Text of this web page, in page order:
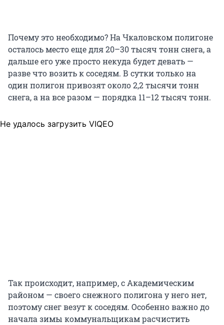
Почему это необходимо? На Чкаловском полигоне
осталось место еще для 20–30 тысяч тонн снега, а
дальше его уже просто некуда будет девать —
разве что возить к соседям. В сутки только на
один полигон привозят около 2,2 тысячи тонн
снега, а на все разом — порядка 11–12 тысяч тонн.
Не удалось загрузить VIQEO
Так происходит, например, с Академическим
районом — своего снежного полигона у него нет,
поэтому снег везут к соседям. Особенно важно до
начала зимы коммунальщикам расчистить